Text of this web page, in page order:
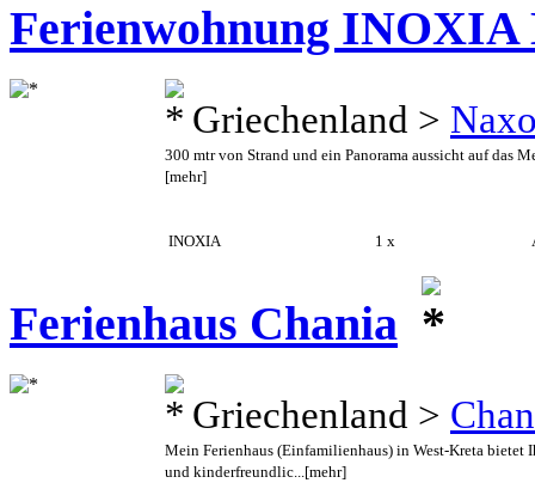
Ferienwohnung INOXIA
Griechenland >
300 mtr von Strand und ein Panorama aussicht auf das
[mehr]
INOXIA 1 x
Ferienhaus Chania
Griechenland >
Mein Ferienhaus (Einfamilienhaus) in West-Kreta bietet
und kinderfreundlic...[mehr]